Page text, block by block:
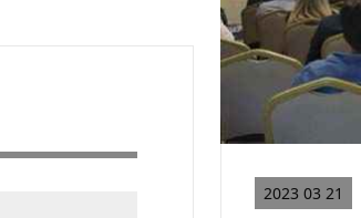
21 03 2023